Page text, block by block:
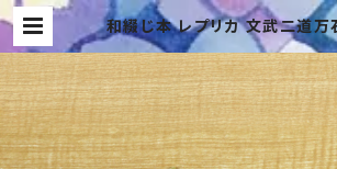
和綴じ本 レプリカ 文武二道万石通/A
uthentic Replica:
o" 1788 / The Legendary
ed Edo Comic (Watoji) |
yle（ビーズスタイル）－生活
ィアをプラス